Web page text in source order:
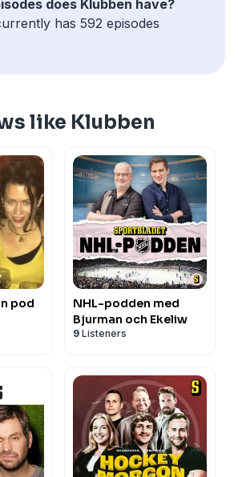
does Klubben have?
has 592 episodes
like Klubben
pod
NHL-podden med
Bjurman och Ekeliw
9 Listeners